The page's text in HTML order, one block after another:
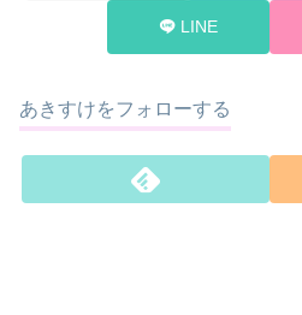
LINE
あきすけをフォローする